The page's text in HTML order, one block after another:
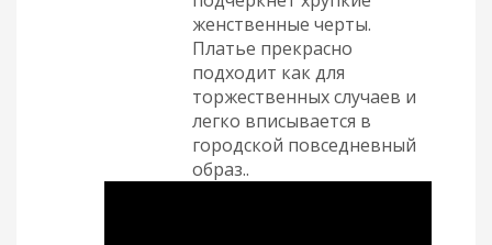
женственные черты.
Платье прекрасно
подходит как для
торжественных случаев и
легко вписывается в
городской повседневный
образ..